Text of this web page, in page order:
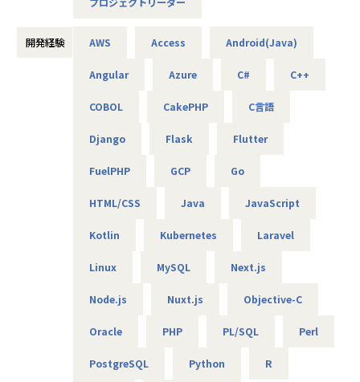
基本給で勝負している会社です！技術手当等で大きく見せ
ることをしておりません。
昇給は、基本給を上げていくため、賞与や残業代も必然的
スタンバイ期間は、しっかりJ-collegeにて研修を準備。
して放置しない会社です。
（AIエンジニアコース/IT パスポート試験+基本情報技術者試
1ヵ月半～2ヵ月に1度のペースで営業担当による技術者へ
不満・不安をヒアリングすると同時に、自分が歩んでいき
持に繋げています。
★リーダーによるフォロー
開発経験 AWS Access Android(Java)
Angular Azure C# C++
COBOL CakePHP C言語
Django Flask Flutter
FuelPHP GCP Go
HTML/CSS Java JavaScript
Kotlin Kubernetes Laravel
Linux MySQL Next.js
Node.js Nuxt.js Objective-C
Oracle PHP PL/SQL Perl
PostgreSQL Python R